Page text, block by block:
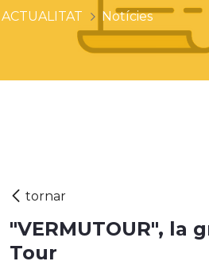
ACTUALITAT Notícies
"VERMUTOUR", la
Tour